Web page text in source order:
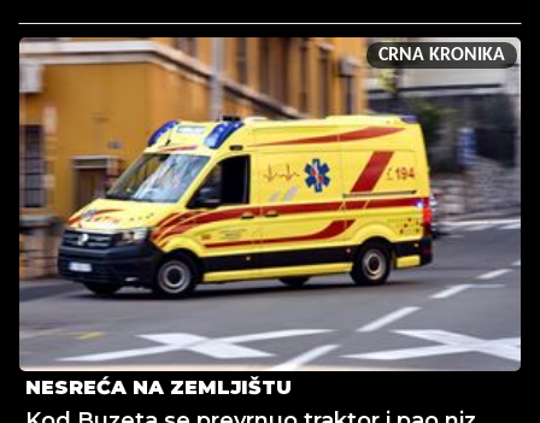
CRNA KRONIKA
NESREĆA NA ZEMLJIŠTU